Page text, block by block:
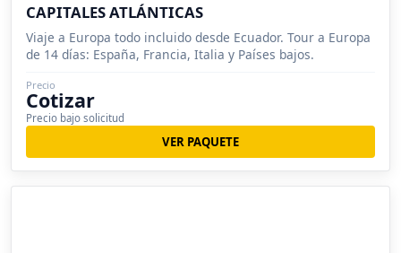
CAPITALES ATLÁNTICAS
Viaje a Europa todo incluido desde Ecuador. Tour a Europa
de 14 días: España, Francia, Italia y Países bajos.
Precio
Cotizar
Precio bajo solicitud
VER PAQUETE